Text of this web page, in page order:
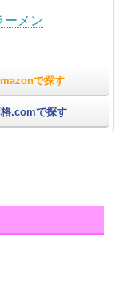
ーメン
で探す
.comで探す